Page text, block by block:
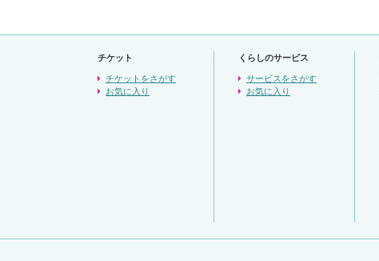
チケット
チケットをさがす
お気に入り
くらしのサービス
サービスをさがす
お気に入り